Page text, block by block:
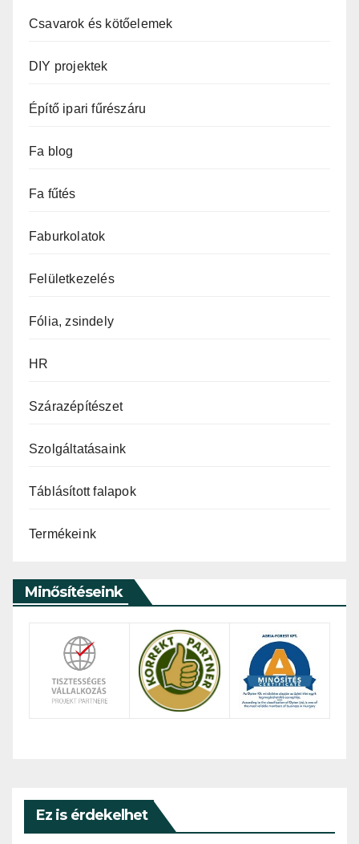
Csavarok és kötőelemek
DIY projektek
Építő ipari fűrészáru
Fa blog
Fa fűtés
Faburkolatok
Felületkezelés
Fólia, zsindely
HR
Szárazépítészet
Szolgáltatásaink
Táblásított falapok
Termékeink
Minősítéseink
Ez is érdekelhet